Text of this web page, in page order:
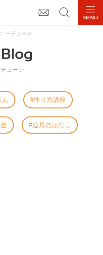
ーチューン
ューン
ん 作り方講座
道具のはなし